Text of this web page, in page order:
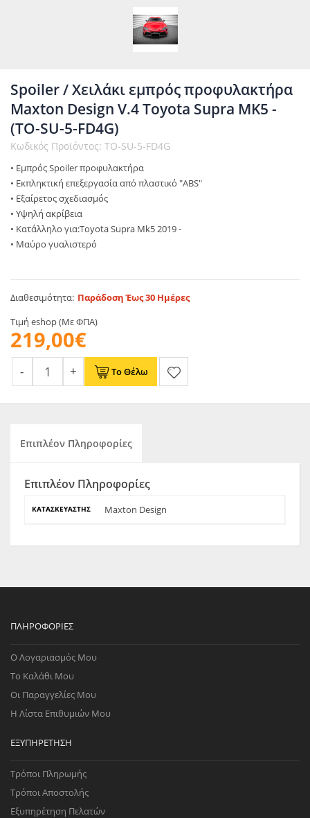
Spoiler / Χειλάκι εμπρός προφυλακτήρα
Maxton Design V.4 Toyota Supra MK5 -
(TO-SU-5-FD4G)
Κωδικός Προϊόντος: TO-SU-5-FD4G
• Eμπρός Spoiler προφυλακτήρα
• Εκπληκτική επεξεργασία από πλαστικό "ABS"
• Εξαίρετος σχεδιασμός
• Υψηλή ακρίβεια
• Κατάλληλο για:Toyota Supra Mk5 2019 -
• Μαύρο γυαλιστερό
Διαθεσιμότητα: Παράδοση Έως 30 Ημέρες
Τιμή eshop (Με ΦΠΑ)
219,00€
Το Θέλω
Επιπλέον Πληροφορίες
Επιπλέον Πληροφορίες
ΚΑΤΑΣΚΕΥΑΣΤΉΣ Maxton Design
ΠΛΗΡΟΦΟΡΊΕΣ
Ο Λογαριασμός Μου
Το Καλάθι Μου
Οι Παραγγελίες Μου
Η Λίστα Επιθυμιών Μου
ΕΞΥΠΗΡΈΤΗΣΗ
Τρόποι Πληρωμής
Τρόποι Αποστολής
Εξυπηρέτηση Πελατών